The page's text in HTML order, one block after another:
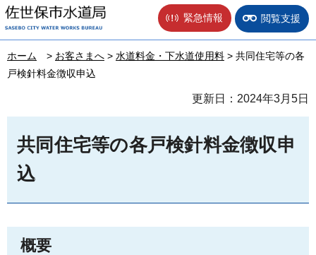
佐世保市水道局 緊急情報 閲覧支援
ホーム > お客さまへ > 水道料金・下水道使用料 > 共同住宅等の各
戸検針料金徴収申込
更新日：2024年3月5日
共同住宅等の各戸検針料金徴収申
込
概要